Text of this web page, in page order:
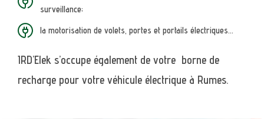
surveillance;
la motorisation de volets, portes et portails électriques…
IRD’Elek s’occupe également de votre borne de
recharge pour votre véhicule électrique à Rumes.